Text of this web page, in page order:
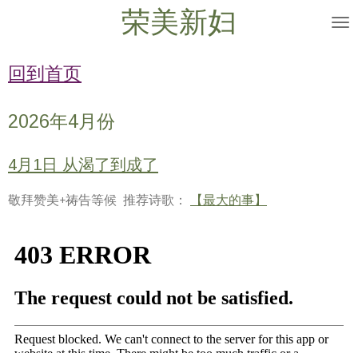
main
content
荣美新妇
回到首页
2026年4月份
4月1日 从渴了到成了
敬拜赞美+祷告等候 推荐诗歌： 【最大的事】